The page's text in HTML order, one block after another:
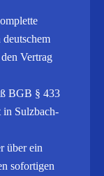
Vertrag
BGB § 433
in Sulzbach-
über ein
sofortigen